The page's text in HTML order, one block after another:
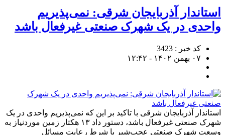
استاندار آذربایجان شرقی: نمی‌پذیریم
واحدی در یک شهرک صنعتی غیرفعال باشد
کد خبر : 3423
۰۷ بهمن ۱۴۰۲ - ۱۲:۴۲
استاندار آذربایجان شرقی با تاکید بر این که نمی‌پذیریم واحدی در یک
شهرک صنعتی غیرفعال باشد، دستور داد ۱۳ هکتار زمین موردنیاز به
وسعت شهرک صنعتی عجب‌شیر با شرط رعایت مسائل